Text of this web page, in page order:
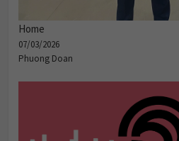
Home
07/03/2026
Phuong Doan